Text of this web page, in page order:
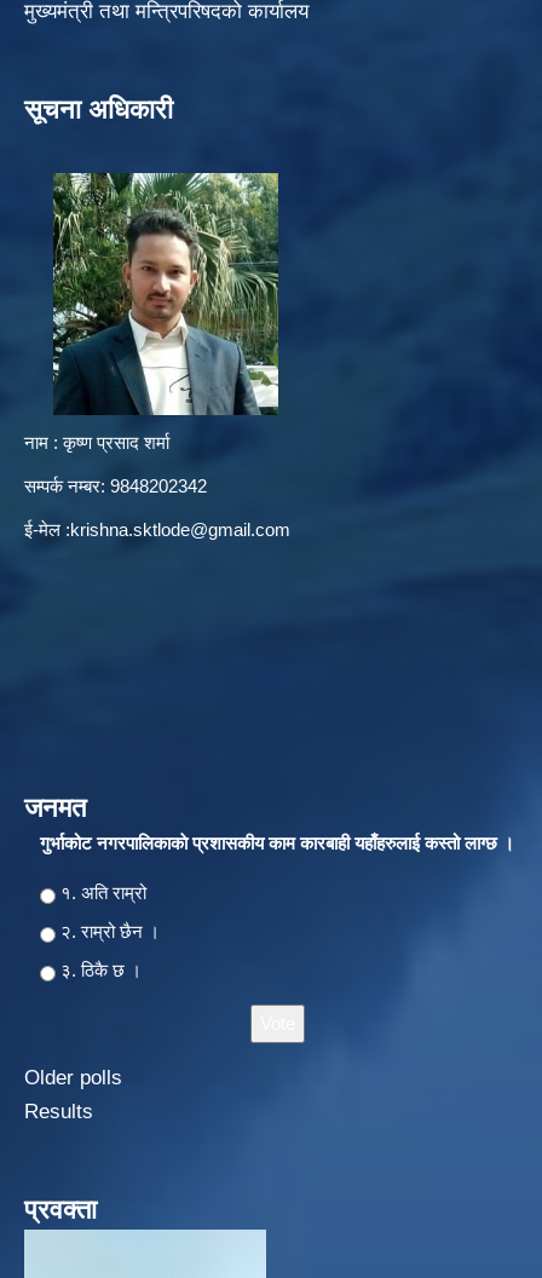
मुख्यमंत्री तथा मन्त्रिपरिषदको कार्यालय
सूचना अधिकारी
नाम : कृष्ण प्रसाद शर्मा
सम्पर्क नम्बर: 9848202342
ई-मेल :krishna.sktlode@gmail.com
जनमत
गुर्भाकोट नगरपालिकाकाे प्रशासकीय काम कारबाही यहाँहरुलाई कस्तो लाग्छ ।
Choices
१. अति राम्रो
२‍‍. राम्रो छैन ।
३. ठिकै छ ।
Older polls
Results
प्रवक्ता